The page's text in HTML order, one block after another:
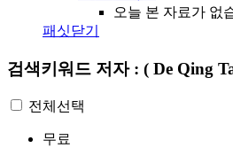
오늘 본 자료가 없
패싯닫기
검색키워드 저자 : ( De Qing
전체선택
무료